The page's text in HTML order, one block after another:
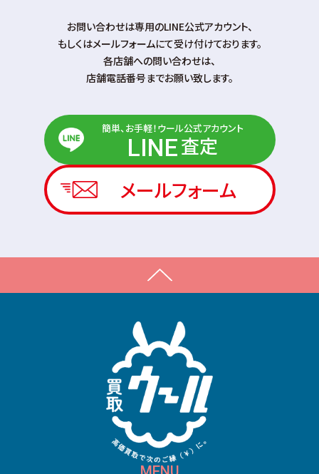
お問い合わせは専⽤のLINE公式アカウント、
もしくはメールフォームにて受け付けております。
各店舗への問い合わせは、
店舗電話番号までお願い致します。
簡単、お手軽！ウール公式アカウント
LINE査定
メールフォーム